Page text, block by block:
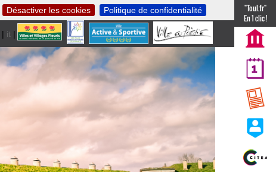
Désactiver les cookies Politique de confidentialité
| it |nl
"Toul.fr"
En 1 clic !